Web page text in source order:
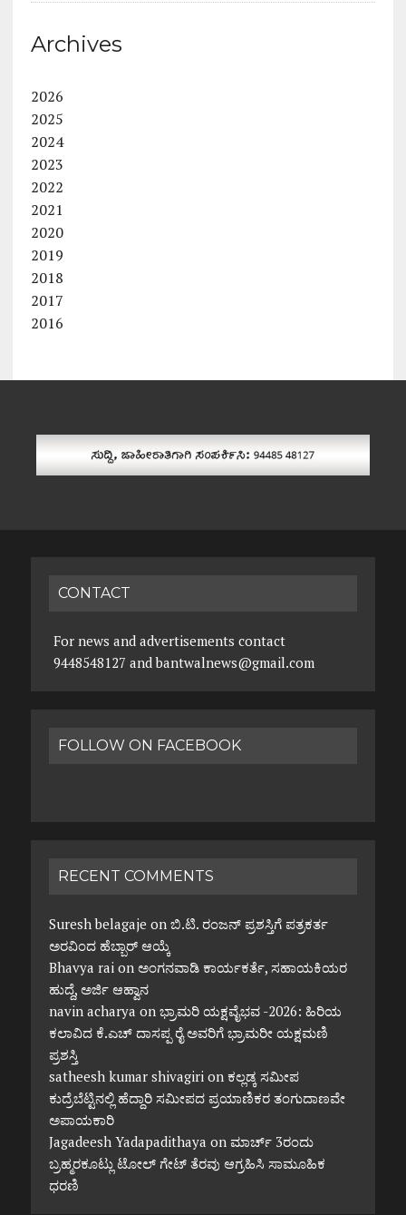
Archives
2026
2025
2024
2023
2022
2021
2020
2019
2018
2017
2016
CONTACT
For news and advertisements contact
9448548127 and bantwalnews@gmail.com
FOLLOW ON FACEBOOK
RECENT COMMENTS
Suresh belagaje on ಬಿ.ಟಿ. ರಂಜನ್ ಪ್ರಶಸ್ತಿಗೆ ಪತ್ರಕರ್ತ
ಅರವಿಂದ ಹೆಬ್ಬಾರ್ ಆಯ್ಕೆ
Bhavya raion ಅಂಗನವಾಡಿ ಕಾರ್ಯಕರ್ತೆ, ಸಹಾಯಕಿಯರ
ಹುದ್ದೆ, ಅರ್ಜಿ ಆಹ್ವಾನ
navin acharya on ಭ್ರಾಮರಿ ಯಕ್ಷವೈಭವ -2026: ಹಿರಿಯ
ಕಲಾವಿದ ಕೆ.ಎಚ್ ದಾಸಪ್ಪ ರೈ ಅವರಿಗೆ ಭ್ರಾಮರೀ ಯಕ್ಷಮಣಿ
ಪ್ರಶಸ್ತಿ
satheesh kumar shivagirion ಕಲ್ಲಡ್ಕ ಸಮೀಪ
ಕುದ್ರೆಬೆಟ್ಟಿನಲ್ಲಿ ಹೆದ್ದಾರಿ ಸಮೀಪದ ಪ್ರಯಾಣಿಕರ ತಂಗುದಾಣವೇ
ಅಪಾಯಕಾರಿ
Jagadeesh Yadapadithaya on ಮಾರ್ಚ್ 3ರಂದು
ಬ್ರಹ್ಮರಕೂಟ್ಲು ಟೋಲ್ ಗೇಟ್ ತೆರವು ಆಗ್ರಹಿಸಿ ಸಾಮೂಹಿಕ
ಧರಣಿ